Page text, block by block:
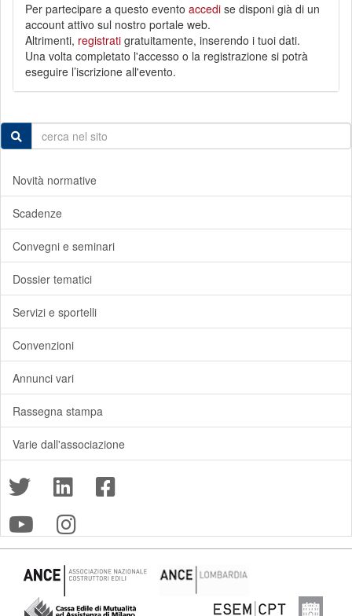
Per partecipare a questo evento accedi se disponi già di un
account attivo sul nostro portale web.
Altrimenti, registrati gratuitamente, inserendo i tuoi dati.
Una volta completato l'accesso o la registrazione si potrà
eseguire l’iscrizione all'evento.
Novità normative
Scadenze
Convegni e seminari
Dossier tematici
Servizi e sportelli
Convenzioni
Annunci vari
Rassegna stampa
Varie dall'associazione